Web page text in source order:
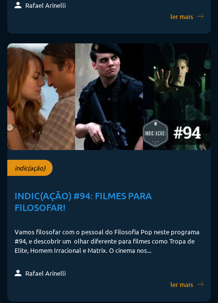
Rafael Arinelli
ler mais
indic(ação)
INDIC(AÇÃO) #94: FILMES PARA
FILOSOFAR!
Vamos filosofar com o pessoal do Filosofia Pop neste programa
#94, e descobrir um olhar diferente para filmes como Tropa de
Elite, Homem Irracional e Matrix. O cinema nos...
Rafael Arinelli
ler mais